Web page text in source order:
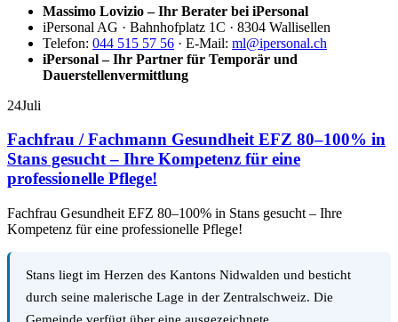
Massimo Lovizio – Ihr Berater bei iPersonal
iPersonal AG · Bahnhofplatz 1C · 8304 Wallisellen
Telefon: 044 515 57 56 · E-Mail: ml@ipersonal.ch
iPersonal – Ihr Partner für Temporär und
Dauerstellenvermittlung
24Juli
Fachfrau / Fachmann Gesundheit EFZ 80–100% in
Stans gesucht – Ihre Kompetenz für eine
professionelle Pflege!
Fachfrau Gesundheit EFZ 80–100% in Stans gesucht – Ihre
Kompetenz für eine professionelle Pflege!
Stans liegt im Herzen des Kantons Nidwalden und besticht
durch seine malerische Lage in der Zentralschweiz. Die